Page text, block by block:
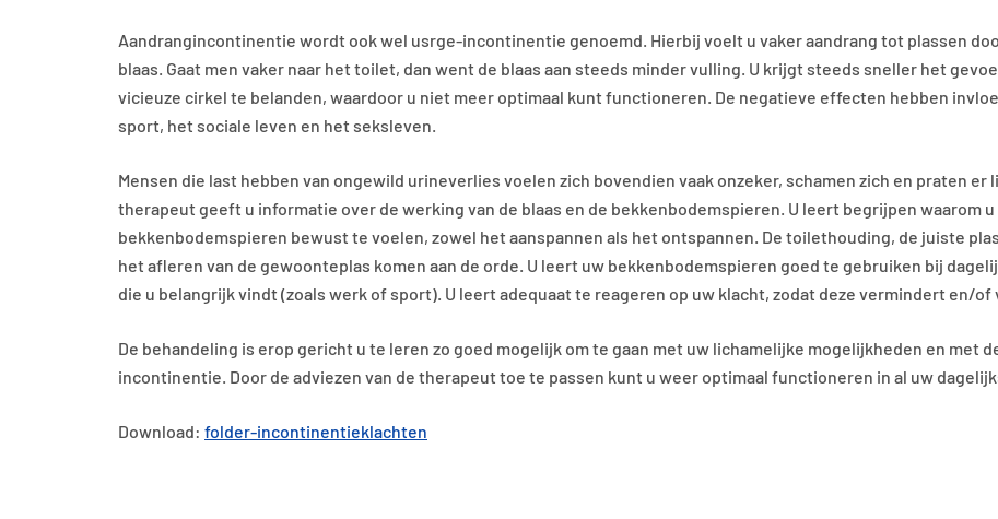
Aandrangincontinentie wordt ook wel usrge-incontinentie genoemd. Hierbij voelt u vaker aandrang tot plassen
blaas. Gaat men vaker naar het toilet, dan went de blaas aan steeds minder vulling. U krijgt steeds sneller het
vicieuze cirkel te belanden, waardoor u niet meer optimaal kunt functioneren. De negatieve effecten hebben
sport, het sociale leven en het seksleven.
Mensen die last hebben van ongewild urineverlies voelen zich bovendien vaak onzeker, schamen zich en praten
therapeut geeft u informatie over de werking van de blaas en de bekkenbodemspieren. U leert begrijpen waarom
bekkenbodemspieren bewust te voelen, zowel het aanspannen als het ontspannen. De toilethouding, de juiste
het afleren van de gewoonteplas komen aan de orde. U leert uw bekkenbodemspieren goed te gebruiken bij
die u belangrijk vindt (zoals werk of sport). U leert adequaat te reageren op uw klacht, zodat deze vermindert en/
De behandeling is erop gericht u te leren zo goed mogelijk om te gaan met uw lichamelijke mogelijkheden en met
incontinentie. Door de adviezen van de therapeut toe te passen kunt u weer optimaal functioneren in al uw
Download: folder-incontinentieklachten